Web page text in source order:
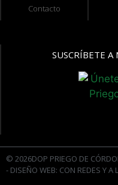
Contacto
SUSCRÍBETE A
© 2026DOP PRIEGO DE
- DISEÑO WEB: CON REDES Y A